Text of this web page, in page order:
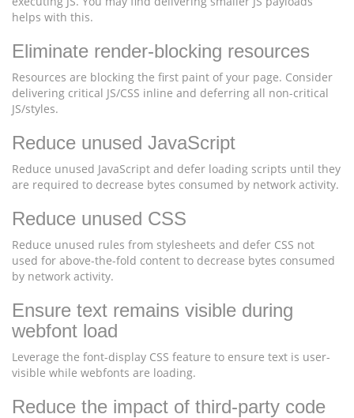
helps with this.
Eliminate render-blocking resources
Resources are blocking the first paint of your page. Consider
delivering critical JS/CSS inline and deferring all non-critical
JS/styles.
Reduce unused JavaScript
Reduce unused JavaScript and defer loading scripts until they
are required to decrease bytes consumed by network activity.
Reduce unused CSS
Reduce unused rules from stylesheets and defer CSS not
used for above-the-fold content to decrease bytes consumed
by network activity.
Ensure text remains visible during
webfont load
Leverage the font-display CSS feature to ensure text is user-
visible while webfonts are loading.
Reduce the impact of third-party code